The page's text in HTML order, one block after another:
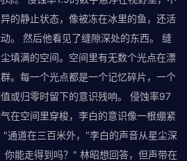
的静止状态，像被冻在冰里的鱼，还活
。 然后他看见了缝隙深处的东西。 缝
填满的空间。空间里有无数个光点在漂
。每一个光点都是一个记忆碎片，一个
或归零时留下的意识残响。 侵蚀率97
在空间里穿梭，李白的意识像一根绷紧
通道在三百米外，"李白的声音从星尘深
你能走得到吗？" 林昭想回答，但声带在